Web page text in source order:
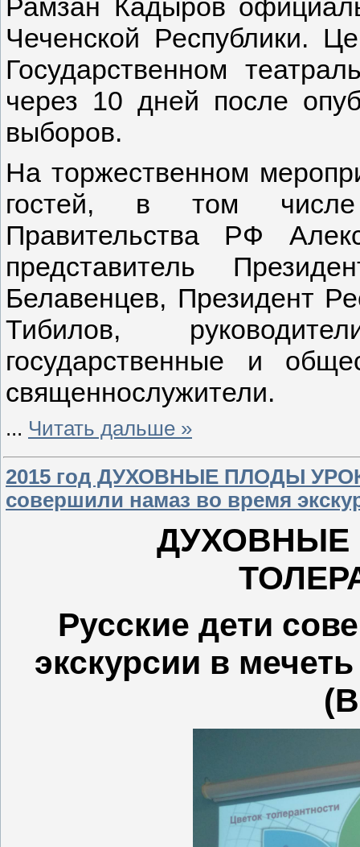
Рамзан Кадыров
Чеченской Республики.
Государственном
через 10 дней после
выборов.
На торжественном
гостей, в том числе
Правительства РФ
представитель
Белавенцев, Президент
Тибилов,
государственные и
священнослужители.
... Читать дальше »
2015 год ДУХОВНЫЕ ПЛОДЫ
совершили намаз во время
ДУХОВНЫЕ
Русские дети
экскурсии в